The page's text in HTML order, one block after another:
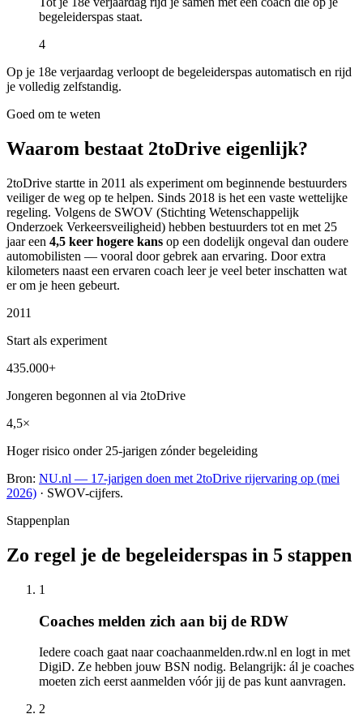
begeleiderspas staat.
4
Op je 18e verjaardag verloopt de begeleiderspas automatisch en rijd
je volledig zelfstandig.
Goed om te weten
Waarom bestaat 2toDrive eigenlijk?
2toDrive startte in 2011 als experiment om beginnende bestuurders
veiliger de weg op te helpen. Sinds 2018 is het een vaste wettelijke
regeling. Volgens de SWOV (Stichting Wetenschappelijk
Onderzoek Verkeersveiligheid) hebben bestuurders tot en met 25
jaar een 4,5 keer hogere kans op een dodelijk ongeval dan oudere
automobilisten — vooral door gebrek aan ervaring. Door extra
kilometers naast een ervaren coach leer je veel beter inschatten wat
er om je heen gebeurt.
2011
Start als experiment
435.000+
Jongeren begonnen al via 2toDrive
4,5×
Hoger risico onder 25-jarigen zónder begeleiding
Bron: NU.nl — 17-jarigen doen met 2toDrive rijervaring op (mei
2026) · SWOV-cijfers.
Stappenplan
Zo regel je de begeleiderspas in 5 stappen
1
Coaches melden zich aan bij de RDW
Iedere coach gaat naar coachaanmelden.rdw.nl en logt in met
DigiD. Ze hebben jouw BSN nodig. Belangrijk: ál je coaches
moeten zich eerst aanmelden vóór jij de pas kunt aanvragen.
2